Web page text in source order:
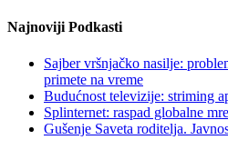
Najnoviji Podkasti
Sajber vršnjačko nasilje:
primete na vreme
Budućnost televizije: striming
Splinternet: raspad globalne
Gušenje Saveta roditelja.